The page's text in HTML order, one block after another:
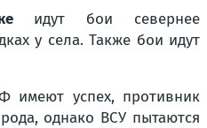
идут бои севернее
у села. Также бои идут
успех, противник
однако ВСУ пытаются